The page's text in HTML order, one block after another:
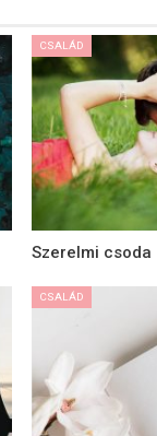
CSALÁD
Szerelmi csoda
CSALÁD